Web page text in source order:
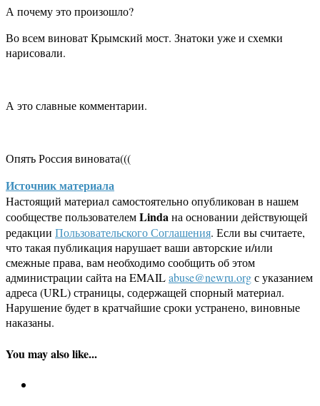
А почему это произошло?
Во всем виноват Крымский мост. Знатоки уже и схемки
нарисовали.
А это славные комментарии.
Опять Россия виновата(((
Источник материала
Настоящий материал самостоятельно опубликован в нашем
сообществе пользователемLindaна основании действующей
редакции Пользовательского Соглашения. Если вы считаете,
что такая публикация нарушает ваши авторские и/или
смежные права, вам необходимо сообщить об этом
администрации сайта на EMAILabuse@newru.orgс указанием
адреса (URL) страницы, содержащей спорный материал.
Нарушение будет в кратчайшие сроки устранено, виновные
наказаны.
You may also like...